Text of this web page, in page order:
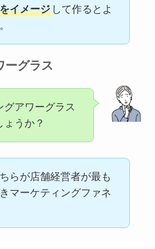
イメージして作るとよ
ーグラス
グアワーグラス
ょうか？
らが店舗経営者が最も
マーケティングファネ